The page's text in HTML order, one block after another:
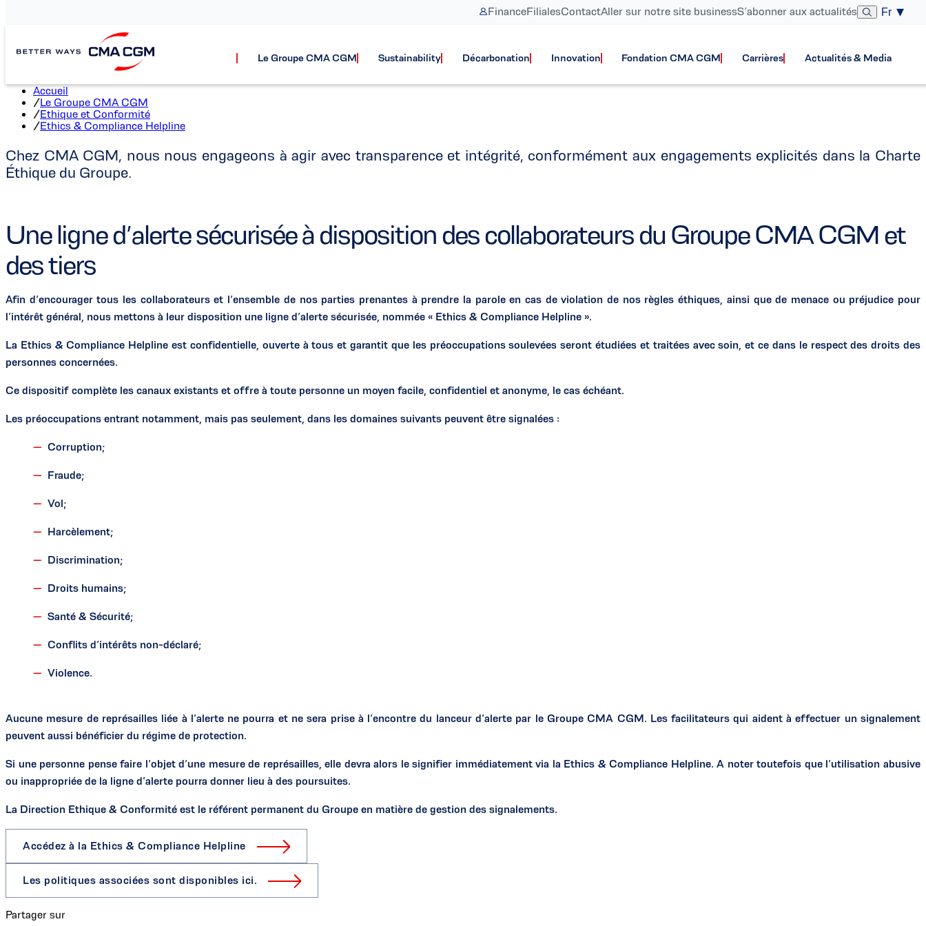
FinanceFilialesContactAller sur notre site businessS’abonner aux actualités Fr
Le Groupe CMA CGM Sustainability Décarbonation Innovation Fondation CMA CGM Carrières Actualités & Media
Ethics & Compliance Helpline
Accueil
/Le Groupe CMA CGM
/Ethique et Conformité
/Ethics & Compliance Helpline
Chez CMA CGM, nous nous engageons à agir avec transparence et intégrité, conformément aux engagements explicités dans la Charte
Éthique du Groupe.
Une ligne d’alerte sécurisée à disposition des collaborateurs du Groupe CMA CGM et
des tiers
Afin d’encourager tous les collaborateurs et l’ensemble de nos parties prenantes à prendre la parole en cas de violation de nos règles éthiques, ainsi que de menace ou préjudice pour
l’intérêt général, nous mettons à leur disposition une ligne d’alerte sécurisée, nommée « Ethics & Compliance Helpline ».
La Ethics & Compliance Helpline est confidentielle, ouverte à tous et garantit que les préoccupations soulevées seront étudiées et traitées avec soin, et ce dans le respect des droits des
personnes concernées.
Ce dispositif complète les canaux existants et offre à toute personne un moyen facile, confidentiel et anonyme, le cas échéant.
Les préoccupations entrant notamment, mais pas seulement, dans les domaines suivants peuvent être signalées :
Corruption;
Fraude;
Vol;
Harcèlement;
Discrimination;
Droits humains;
Santé & Sécurité;
Conflits d’intérêts non-déclaré;
Violence.
Aucune mesure de représailles liée à l’alerte ne pourra et ne sera prise à l’encontre du lanceur d’alerte par le Groupe CMA CGM. Les facilitateurs qui aident à effectuer un signalement
peuvent aussi bénéficier du régime de protection.
Si une personne pense faire l’objet d’une mesure de représailles, elle devra alors le signifier immédiatement via la Ethics & Compliance Helpline. A noter toutefois que l’utilisation abusive
ou inappropriée de la ligne d’alerte pourra donner lieu à des poursuites.
La Direction Ethique & Conformité est le référent permanent du Groupe en matière de gestion des signalements.
Accédez à la Ethics & Compliance Helpline
Les politiques associées sont disponibles ici.
Partager sur